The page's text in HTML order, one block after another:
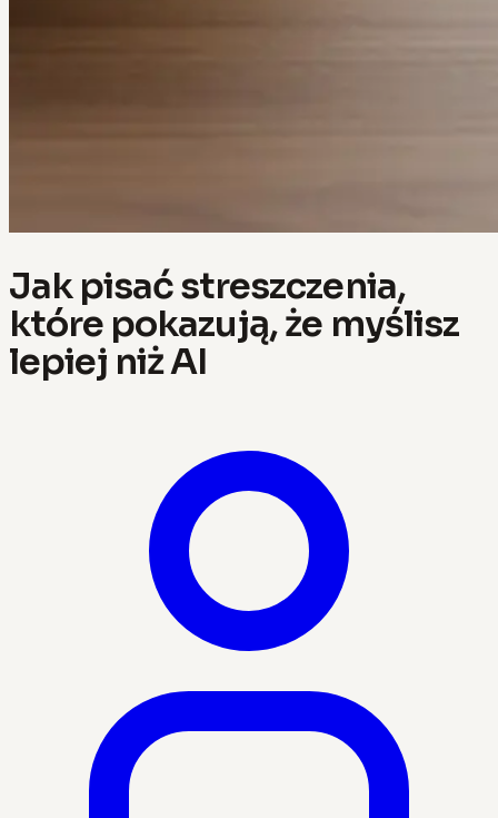
Jak pisać streszczenia,
które pokazują, że myślisz
lepiej niż AI